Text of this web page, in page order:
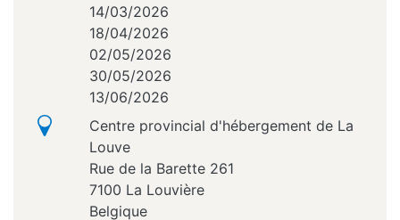
14/03/2026
18/04/2026
02/05/2026
30/05/2026
13/06/2026
Centre provincial d'hébergement de La
Louve
Rue de la Barette 261
7100 La Louvière
Belgique